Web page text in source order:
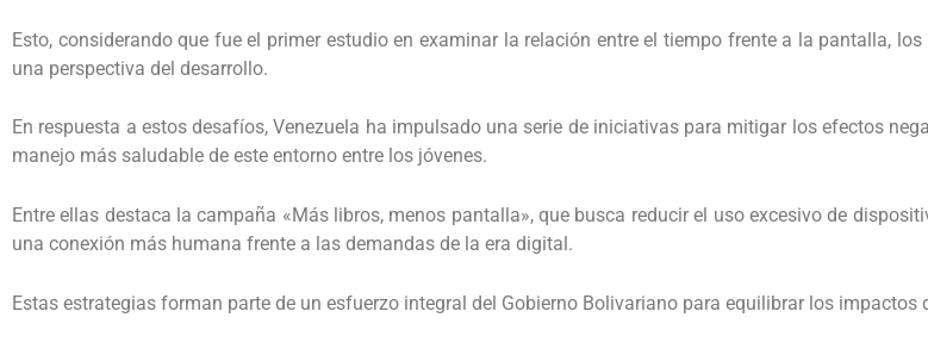
Esto, considerando que fue el primer estudio en examinar la relación entre el tiempo frente a la pantalla,
una perspectiva del desarrollo.
En respuesta a estos desafíos, Venezuela ha impulsado una serie de iniciativas para mitigar los efectos
manejo más saludable de este entorno entre los jóvenes.
Entre ellas destaca la campaña «Más libros, menos pantalla», que busca reducir el uso excesivo de
una conexión más humana frente a las demandas de la era digital.
Estas estrategias forman parte de un esfuerzo integral del Gobierno Bolivariano para equilibrar los